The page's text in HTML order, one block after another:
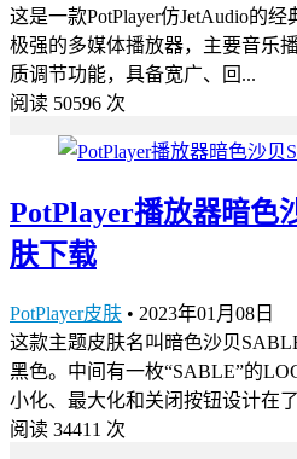
这是一款PotPlayer仿JetAudio的
极强的多媒体播放器，主要音乐
质调节功能，具备宽广、回...
阅读 50596 次
PotPlayer播放器暗色
肤下载
PotPlayer皮肤 • 2023年01月08日
这款主题皮肤名叫暗色沙贝
黑色。中间有一枚“SABLE”的
小化、最大化和关闭按钮设计在
阅读 34411 次